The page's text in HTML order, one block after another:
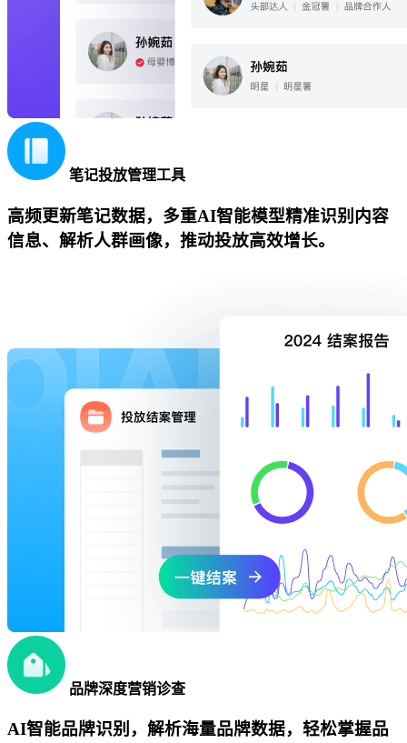
笔记投放管理工具
高频更新笔记数据，多重AI智能模型精准识别内容
信息、解析人群画像，推动投放高效增长。
品牌深度营销诊查
AI智能品牌识别，解析海量品牌数据，轻松掌握品